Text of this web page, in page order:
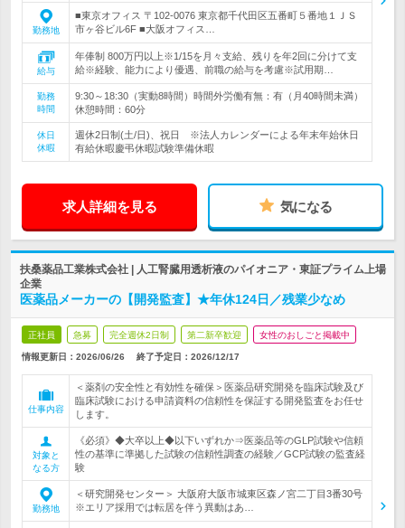
勤務地
■東京オフィス 〒102-0076 東京都千代田区五番町５番地１ＪＳ
市ヶ谷ビル6F ■大阪オフィス…
給与
年俸制 800万円以上※1/15を月々支給、残りを年2回に分けて支
給※経験、能力により優遇、前職の給与を考慮※試用期…
勤務
時間
9:30～18:30（実動8時間）時間外労働有無：有（月40時間未満）
休憩時間：60分
休日
休暇
週休2日制(土/日)、祝日 ※法人カレンダーによる年末年始休日
有給休暇慶弔休暇試験準備休暇
求人詳細を見る 気になる
扶桑薬品工業株式会社 | 人工腎臓用透析液のパイオニア・東証プライム上場
企業
医薬品メーカーの【開発監査】★年休124日／残業少なめ
正社員 急募 完全週休2日制 第二新卒歓迎 女性のおしごと掲載中
情報更新日：2026/06/26 終了予定日： 2026/12/17
仕事内容
＜薬剤の安全性と有効性を確保＞医薬品研究開発を臨床試験及び
臨床試験における申請資料の信頼性を保証する開発監査をお任せ
します。
対象と
なる方
《必須》◆大卒以上◆以下いずれか⇒医薬品等のGLP試験や信頼
性の基準に準拠した試験の信頼性調査の経験／GCP試験の監査経
験
勤務地
＜研究開発センター＞ 大阪府大阪市城東区森ノ宮二丁目3番30号
※エリア採用では転居を伴う異動はあ…